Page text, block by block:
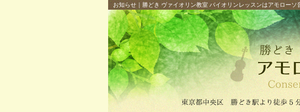
お知らせ｜勝どき ヴァイオリン教室 バイオリンレッスンはアモロー